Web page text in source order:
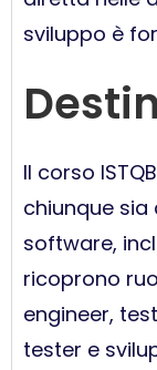
sviluppo è
Il corso
chiunque
software,
ricoprono
engineer,
tester e